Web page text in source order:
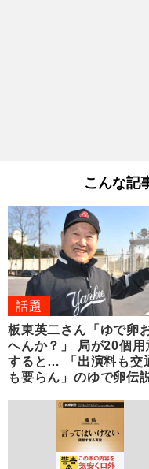
こんな記
話題
板東英二さん「ゆで卵
へんか？」 局が20個用
すると… 「出演料も交
も要らん」のゆで卵伝